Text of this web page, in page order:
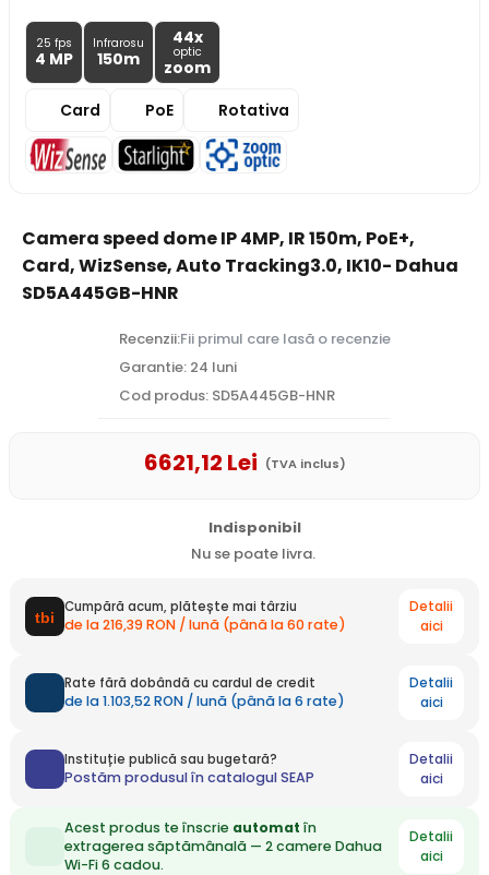
25 fps
4 MP
Infrarosu
150m
44x
optic
zoom
Card
PoE Rotativa
Camera speed dome IP 4MP, IR 150m, PoE+,
Card, WizSense, Auto Tracking3.0, IK10- Dahua
SD5A445GB-HNR
Recenzii:Fii primul care lasă o recenzie
Garantie: 24 luni
Cod produs: SD5A445GB-HNR
6621,12 Lei (TVA inclus)
Indisponibil
Nu se poate livra.
Cumpără acum, plătește mai târziu
de la 216,39 RON / lună (până la 60 rate)
Detalii
aici
Rate fără dobândă cu cardul de credit
de la 1.103,52 RON / lună (până la 6 rate)
Detalii
aici
Instituție publică sau bugetară?
Postăm produsul în catalogul SEAP
Detalii
aici
Acest produs te înscrie automat în
extragerea săptămânală — 2 camere Dahua
Wi-Fi 6 cadou.
Detalii
aici